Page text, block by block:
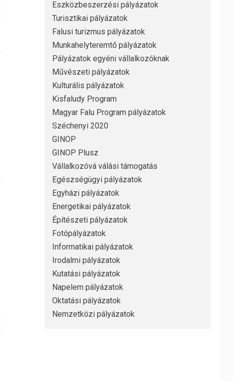
Eszközbeszerzési pályázatok
Turisztikai pályázatok
Falusi turizmus pályázatok
Munkahelyteremtő pályázatok
Pályázatok egyéni vállalkozóknak
Művészeti pályázatok
Kulturális pályázatok
Kisfaludy Program
Magyar Falu Program pályázatok
Széchenyi 2020
GINOP
GINOP Plusz
Vállalkozóvá válási támogatás
Egészségügyi pályázatok
Egyházi pályázatok
Energetikai pályázatok
Építészeti pályázatok
Fotópályázatok
Informatikai pályázatok
Irodalmi pályázatok
Kutatási pályázatok
Napelem pályázatok
Oktatási pályázatok
Nemzetközi pályázatok